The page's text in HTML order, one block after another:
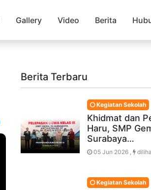
Gallery Video Berita
Berita Terbaru
Kegiatan Sekolah
Khidmat dan
Haru, SMP
Surabaya…
05 Jun 2026 ,
Kegiatan Sekolah